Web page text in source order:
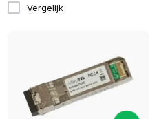
Vergelijk